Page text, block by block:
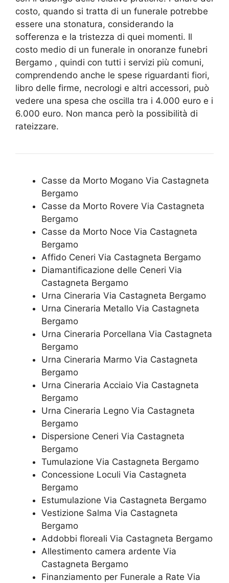
costo, quando si tratta di un funerale potrebbe
essere una stonatura, considerando la
sofferenza e la tristezza di quei momenti. Il
costo medio di un funerale in onoranze funebri
Bergamo , quindi con tutti i servizi più comuni,
comprendendo anche le spese riguardanti fiori,
libro delle firme, necrologi e altri accessori, può
vedere una spesa che oscilla tra i 4.000 euro e i
6.000 euro. Non manca però la possibilità di
rateizzare.
Casse da Morto Mogano Via Castagneta
Bergamo
Casse da Morto Rovere Via Castagneta
Bergamo
Casse da Morto Noce Via Castagneta
Bergamo
Affido Ceneri Via Castagneta Bergamo
Diamantificazione delle Ceneri Via
Castagneta Bergamo
Urna Cineraria Via Castagneta Bergamo
Urna Cineraria Metallo Via Castagneta
Bergamo
Urna Cineraria Porcellana Via Castagneta
Bergamo
Urna Cineraria Marmo Via Castagneta
Bergamo
Urna Cineraria Acciaio Via Castagneta
Bergamo
Urna Cineraria Legno Via Castagneta
Bergamo
Dispersione Ceneri Via Castagneta
Bergamo
Tumulazione Via Castagneta Bergamo
Concessione Loculi Via Castagneta
Bergamo
Estumulazione Via Castagneta Bergamo
Vestizione Salma Via Castagneta
Bergamo
Addobbi floreali Via Castagneta Bergamo
Allestimento camera ardente Via
Castagneta Bergamo
Finanziamento per Funerale a Rate Via